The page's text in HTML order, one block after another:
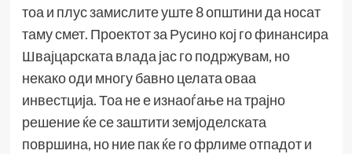
тоа и плус замислите уште 8 општини да носат
таму смет. Проектот за Русино кој го финансира
Швајцарската влада јас го подржувам, но
некако оди многу бавно целата оваа
инвестција. Тоа не е изнаоѓање на трајно
решение ќе се заштити земјоделската
површина, но ние пак ќе го фрлиме отпадот и